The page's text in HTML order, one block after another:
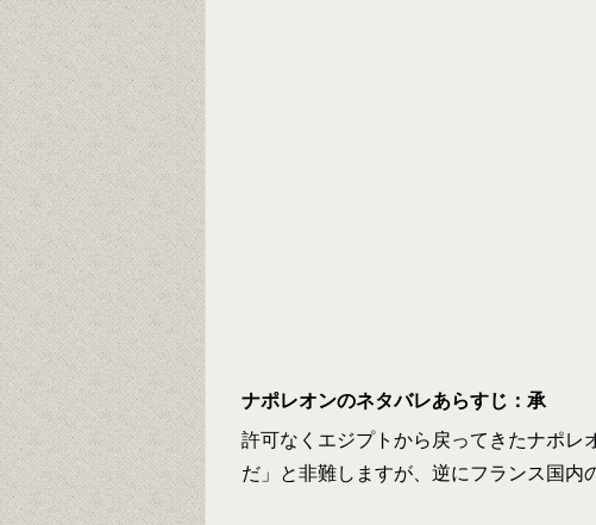
ナポレオンのネタバレあらすじ：承
許可なくエジプトから戻ってきたナポレ
だ」と非難しますが、逆にフランス国内